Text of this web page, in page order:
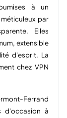
à un
par
Elles
extensible
d'esprit. La
chez VPN
Ferrand
d'occasion à